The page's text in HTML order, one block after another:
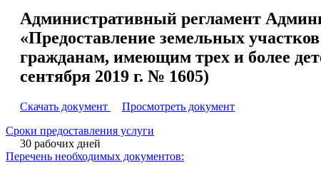
Административный регламент
«Предоставление земельных
гражданам, имеющим трех и более
сентября 2019 г. № 1605)
Скачать документ
Просмотреть документ
Сроки предоставления услуги
30 рабочих дней
Перечень необходимых документов: